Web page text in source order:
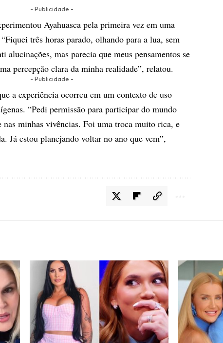
- Publicidade -
Ayahuasca pela primeira vez em uma
três horas parado, olhando para a lua, sem
alucinações, mas parecia que meus pensamentos se
percepção clara da minha realidade”, relatou.
- Publicidade -
a experiência ocorreu em um contexto de uso
“Pedi permissão para participar do mundo
nas minhas vivências. Foi uma troca muito rica, e
Já estou planejando voltar no ano que vem”,